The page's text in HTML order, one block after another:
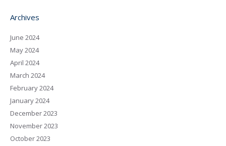
Archives
June 2024
May 2024
April 2024
March 2024
February 2024
January 2024
December 2023
November 2023
October 2023